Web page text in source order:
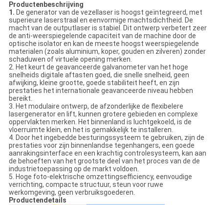
Productenbeschrijving
1. De generator van de vezellaser is hoogst geïntegreerd, met
superieure laserstraal en eenvormige machtsdichtheid. De
macht van de outputlaser is stabiel. Dit ontwerp verbetert zeer
de anti-weerspiegelende capaciteit van de machine door de
optische isolator en kan de meeste hoogst weerspiegelende
materialen (zoals aluminium, koper, gouden en zilveren) zonder
schaduwen of virtuele opening merken.
2. Het keurt de geavanceerde galvanometer van het hoge
snelheids digitale aftasten goed, die snelle snelheid, geen
afwijking, kleine grootte, goede stabiliteit heeft, en zijn
prestaties het internationale geavanceerde niveau hebben
bereikt.
3. Het modulaire ontwerp, de afzonderlijke de flexibelere
lasergenerator en lift, kunnen grotere gebieden en complexe
oppervlakten merken. Het binnenland is luchtgekoeld, is de
vloerruimte klein, en het is gemakkelijk te installeren.
4. Door het ingebedde besturingssysteem te gebruiken, zijn de
prestaties voor zijn binnenlandse tegenhangers, een goede
aanrakingsinterface en een krachtig controlesysteem, kan aan
de behoeften van het grootste deel van het proces van de de
industrietoepassing op de markt voldoen.
5. Hoge foto-elektrische omzettingsefficiency, eenvoudige
verrichting, compacte structuur, steun voor ruwe
werkomgeving, geen verbruiksgoederen.
Productendetails